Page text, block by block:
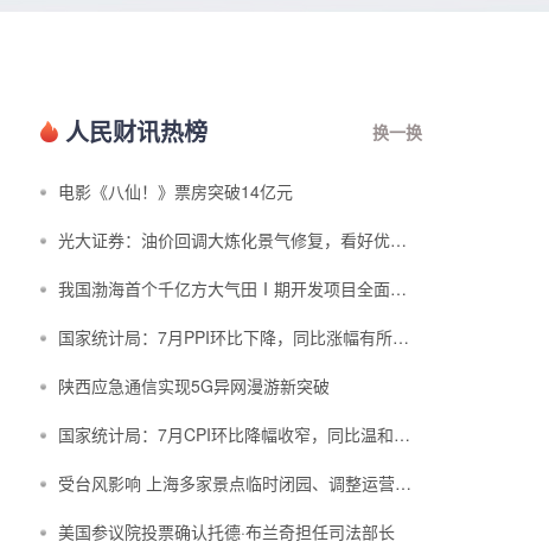
人民财讯热榜 换一换
电影《八仙！》票房突破14亿元
光大证券：油价回调大炼化景气修复，看好优质炼化资产价值重估
我国渤海首个千亿方大气田Ⅰ期开发项目全面投产
国家统计局：7月PPI环比下降，同比涨幅有所回落
陕西应急通信实现5G异网漫游新突破
国家统计局：7月CPI环比降幅收窄，同比温和上涨
受台风影响 上海多家景点临时闭园、调整运营时间
美国参议院投票确认托德·布兰奇担任司法部长